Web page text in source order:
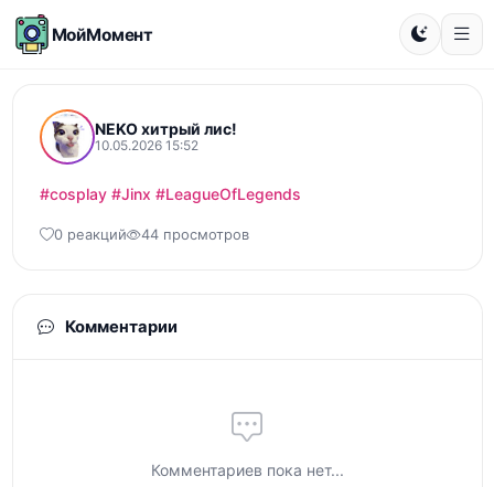
МойМомент
NEKO хитрый лис!
10.05.2026 15:52
#cosplay #Jinx #LeagueOfLegends
0 реакций 44 просмотров
Комментарии
Комментариев пока нет...